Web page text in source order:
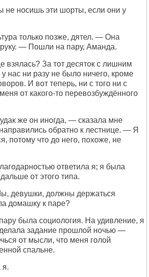
не носишь эти шорты, если они у
только позже, дятел. — Она
— Пошли на пару, Аманда.
взялась? За тот десяток с лишним
у нас ни разу не было ничего, кроме
И вот теперь, ни с того ни с
от какого-то перевозбуждённого
же он иногда, — сказала мне
обратно к лестнице. — Я
потому что до него, похоже, не
ответила я; я была
от этого типа.
девушки, должны держаться
домашку к паре?
была социология. На удивление, я
задание прошлой ночью —
от мысли, что меня голой
спальне.
я.